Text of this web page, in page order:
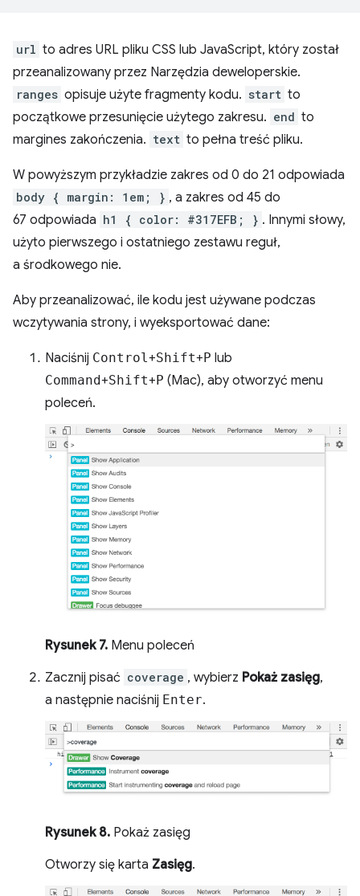
url to adres URL pliku CSS lub JavaScript, który został
przeanalizowany przez Narzędzia deweloperskie.
ranges opisuje użyte fragmenty kodu. start to
początkowe przesunięcie użytego zakresu. end to
margines zakończenia. text to pełna treść pliku.
W powyższym przykładzie zakres od 0 do 21 odpowiada
body { margin: 1em; } , a zakres od 45 do
67 odpowiada h1 { color: #317EFB; } . Innymi słowy,
użyto pierwszego i ostatniego zestawu reguł,
a środkowego nie.
Aby przeanalizować, ile kodu jest używane podczas
wczytywania strony, i wyeksportować dane:
Naciśnij Control +Shift+P lub
Command+Shift+P (Mac), aby otworzyć menu
poleceń.
Rysunek 7. Menu poleceń
Zacznij pisać coverage , wybierz Pokaż zasięg,
a następnie naciśnij Enter.
Rysunek 8. Pokaż zasięg
Otworzy się karta Zasięg.